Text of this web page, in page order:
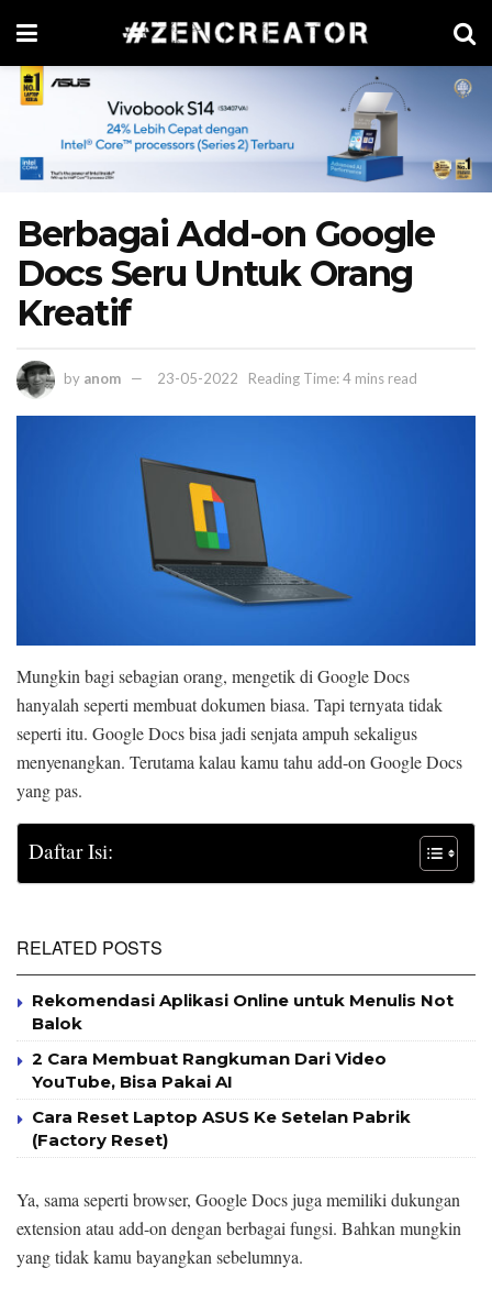
Berbagai Add-on Google
Docs Seru Untuk Orang
Kreatif
by anom 23-05-2022 Reading Time: 4 mins read
Mungkin bagi sebagian orang, mengetik di Google Docs
hanyalah seperti membuat dokumen biasa. Tapi ternyata tidak
seperti itu. Google Docs bisa jadi senjata ampuh sekaligus
menyenangkan. Terutama kalau kamu tahu add-on Google Docs
yang pas.
Daftar Isi:
RELATED POSTS
Rekomendasi Aplikasi Online untuk Menulis Not
Balok
2 Cara Membuat Rangkuman Dari Video
YouTube, Bisa Pakai AI
Cara Reset Laptop ASUS Ke Setelan Pabrik
(Factory Reset)
Ya, sama seperti browser, Google Docs juga memiliki dukungan
extension atau add-on dengan berbagai fungsi. Bahkan mungkin
yang tidak kamu bayangkan sebelumnya.